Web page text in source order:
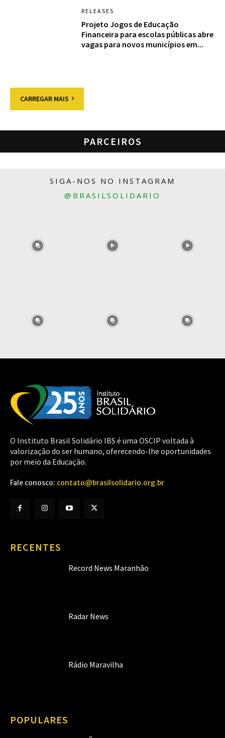
RELEASES
Projeto Jogos de Educação
Financeira para escolas públicas abre
vagas para novos municípios em...
CARREGAR MAIS
PARCEIROS
SIGA-NOS NO INSTAGRAM
@BRASILSOLIDARIO
O Instituto Brasil Solidário IBS é uma OSCIP voltada à
valorização do ser humano, oferecendo-lhe oportunidades
por meio da Educação.
Fale conosco: contato@brasilsolidario.org.br
RECENTES
Record News Maranhão
Radar News
Rádio Maravilha
POPULARES